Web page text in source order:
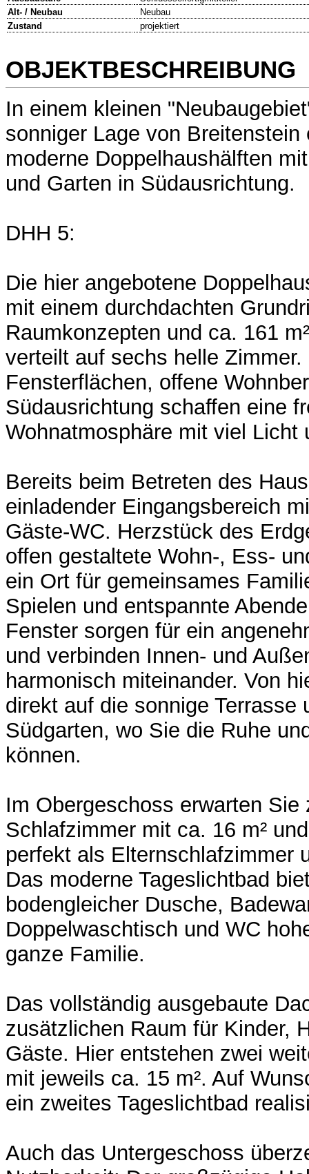
Alt- / Neubau
Neubau
Zustand
projektiert
OBJEKTBESCHREIBUNG
In einem kleinen
sonniger Lage von Breitenstein
moderne Doppelhaushälften
und Garten in Südausrichtung.
DHH 5:
Die hier angebotene
mit einem durchdachten
Raumkonzepten und ca. 161
verteilt auf sechs helle Zimmer.
Fensterflächen, offene
Südausrichtung schaffen eine
Wohnatmosphäre mit viel Licht
Bereits beim Betreten des
einladender Eingangsbereich
Gäste-WC. Herzstück des
offen gestaltete Wohn-, Ess-
ein Ort für gemeinsames
Spielen und entspannte
Fenster sorgen für ein
und verbinden Innen- und
harmonisch miteinander. Von
direkt auf die sonnige Terrasse
Südgarten, wo Sie die Ruhe
können.
Im Obergeschoss erwarten Sie
Schlafzimmer mit ca. 16 m²
perfekt als Elternschlafzimmer
Das moderne Tageslichtbad
bodengleicher Dusche,
Doppelwaschtisch und WC
ganze Familie.
Das vollständig ausgebaute
zusätzlichen Raum für Kinder,
Gäste. Hier entstehen zwei
mit jeweils ca. 15 m². Auf
ein zweites Tageslichtbad
Auch das Untergeschoss